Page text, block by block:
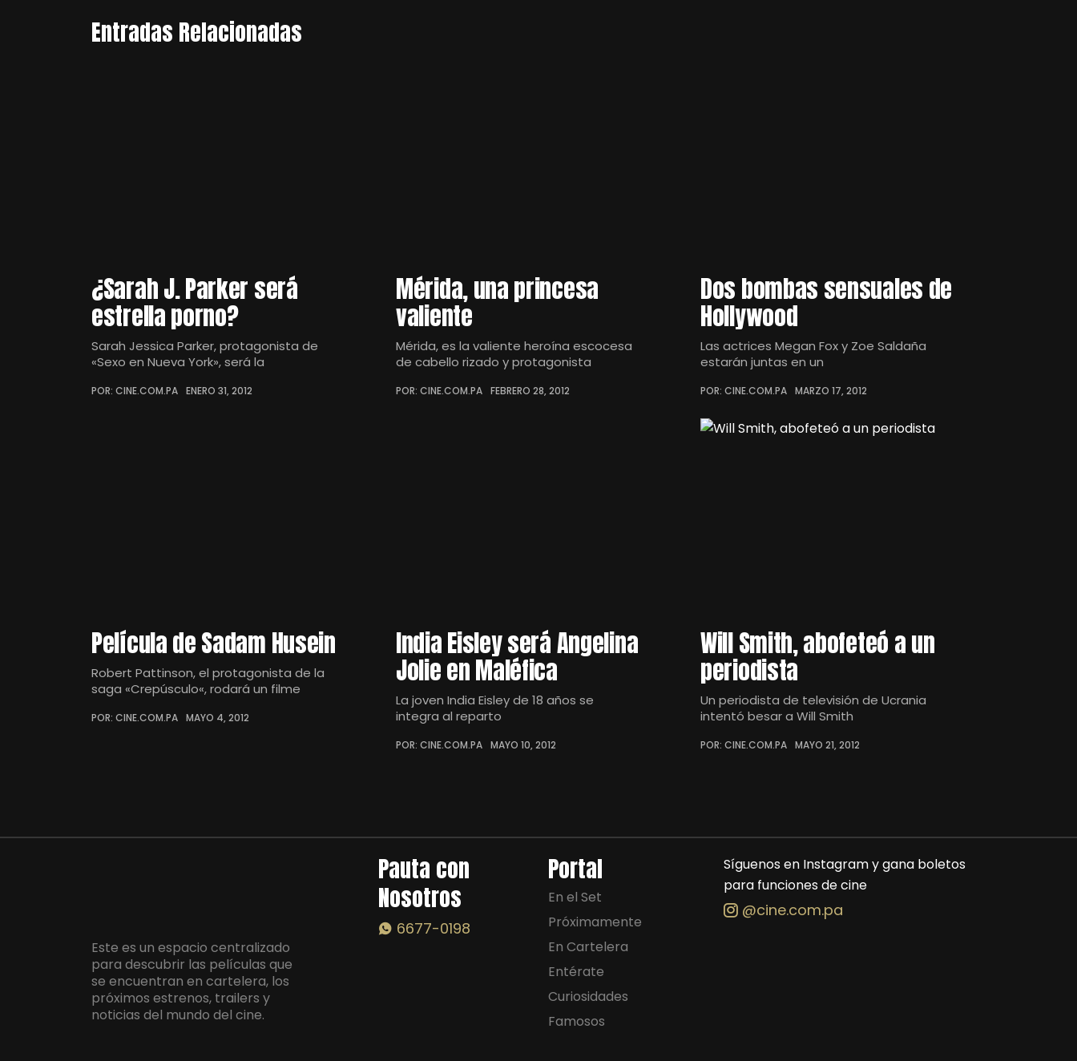
Entradas Relacionadas
¿Sarah J. Parker será
estrella porno?
Sarah Jessica Parker, protagonista de
«Sexo en Nueva York», será la
POR: CINE.COM.PA ENERO 31, 2012
Mérida, una princesa
valiente
Mérida, es la valiente heroína escocesa
de cabello rizado y protagonista
POR: CINE.COM.PA FEBRERO 28, 2012
Dos bombas sensuales de
Hollywood
Las actrices Megan Fox y Zoe Saldaña
estarán juntas en un
POR: CINE.COM.PA MARZO 17, 2012
Película de Sadam Husein
Robert Pattinson, el protagonista de la
saga «Crepúsculo«, rodará un filme
POR: CINE.COM.PA MAYO 4, 2012
India Eisley será Angelina
Jolie en Maléfica
La joven India Eisley de 18 años se
integra al reparto
POR: CINE.COM.PA MAYO 10, 2012
Will Smith, abofeteó a un
periodista
Un periodista de televisión de Ucrania
intentó besar a Will Smith
POR: CINE.COM.PA MAYO 21, 2012
Este es un espacio centralizado
para descubrir las películas que
se encuentran en cartelera, los
próximos estrenos, trailers y
noticias del mundo del cine.
Pauta con
Nosotros
6677-0198
Portal
En el Set
Próximamente
En Cartelera
Entérate
Curiosidades
Famosos
Síguenos en Instagram y gana boletos
para funciones de cine
@cine.com.pa